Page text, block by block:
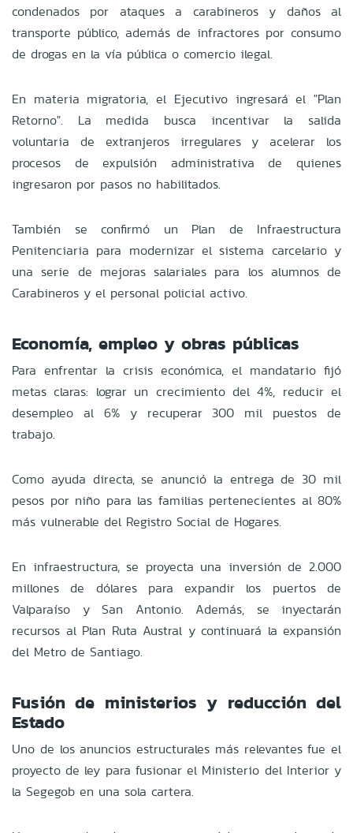
condenados por ataques a carabineros y daños al
transporte público, además de infractores por consumo
de drogas en la vía pública o comercio ilegal.
En materia migratoria, el Ejecutivo ingresará el "Plan
Retorno". La medida busca incentivar la salida
voluntaria de extranjeros irregulares y acelerar los
procesos de expulsión administrativa de quienes
ingresaron por pasos no habilitados.
También se confirmó un Plan de Infraestructura
Penitenciaria para modernizar el sistema carcelario y
una serie de mejoras salariales para los alumnos de
Carabineros y el personal policial activo.
Economía, empleo y obras públicas
Para enfrentar la crisis económica, el mandatario fijó
metas claras: lograr un crecimiento del 4%, reducir el
desempleo al 6% y recuperar 300 mil puestos de
trabajo.
Como ayuda directa, se anunció la entrega de 30 mil
pesos por niño para las familias pertenecientes al 80%
más vulnerable del Registro Social de Hogares.
En infraestructura, se proyecta una inversión de 2.000
millones de dólares para expandir los puertos de
Valparaíso y San Antonio. Además, se inyectarán
recursos al Plan Ruta Austral y continuará la expansión
del Metro de Santiago.
Fusión de ministerios y reducción del
Estado
Uno de los anuncios estructurales más relevantes fue el
proyecto de ley para fusionar el Ministerio del Interior y
la Segegob en una sola cartera.